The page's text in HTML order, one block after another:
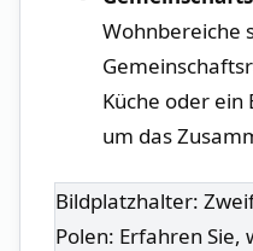
Wohnbereiche‌
Küche oder
um das
Bildplatzhalter:
Polen: Erfahren Sie,